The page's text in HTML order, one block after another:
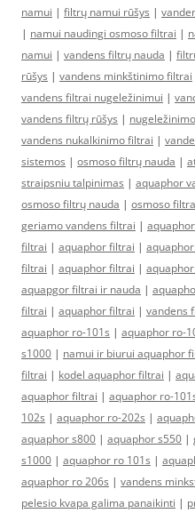
namui | filtrų namui rūšys |
| namui naudingi osmoso filtrai |
namui | vandens filtrų nauda |
rūšys | vandens minkštinimo filtrai
vandens filtrai nugeležinimui |
vandens filtrų rūšys |
vandens nukalkinimo filtrai |
sistemos | osmoso filtrų nauda |
straipsniu talpinimas | aquaphor
osmoso filtrų nauda | osmoso
geriamo vandens filtrai |
filtrai | aquaphor filtrai |
filtrai | aquaphor filtrai |
aquapgor filtrai ir nauda |
filtrai | aquaphor filtrai | vandens
aquaphor ro-101s | aquaphor ro-
s1000 | namui ir biurui aquaphor
filtrai | kodel aquaphor filtrai |
aquaphor filtrai | aquaphor ro-
102s | aquaphor ro-202s |
aquaphor s800 | aquaphor s550 |
s1000 | aquaphor ro 101s |
aquaphor ro 206s | vandens
pelesio kvapa galima panaikinti |